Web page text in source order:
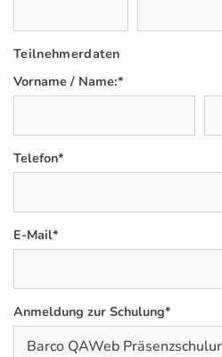
Teilnehmerdaten
Vorname / Name:*
Telefon*
E-Mail*
Anmeldung zur Schulung*